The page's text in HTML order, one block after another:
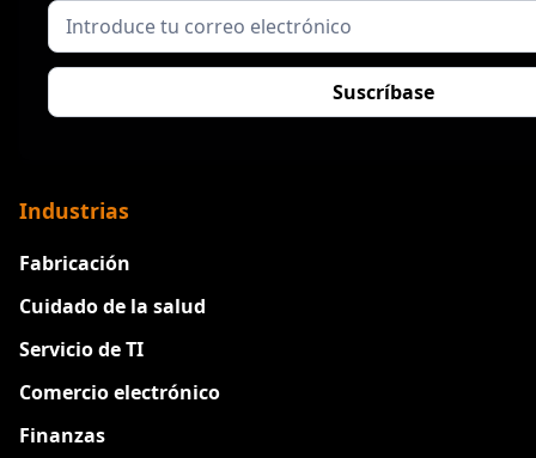
Industrias
Fabricación
Cuidado de la salud
Servicio de TI
Comercio electrónico
Finanzas